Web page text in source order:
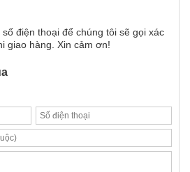
điện thoại để chúng tôi sẽ gọi xác
giao hàng. Xin cảm ơn!